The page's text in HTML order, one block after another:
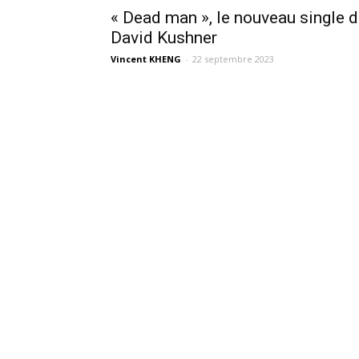
« Dead man », le nouveau single
David Kushner
Vincent KHENG - 22 septembre 2023